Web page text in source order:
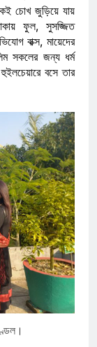
চোখ জুড়িয়ে যায়
ফুল, সুসজ্জিত
বাক্স, মায়েদের
সকলের জন্য ধর্ম
বসে তার